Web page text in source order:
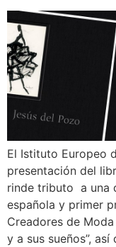
El Istituto Europeo
presentación del
rinde tributo a una
española y primer
Creadores de
y a sus sueños”,